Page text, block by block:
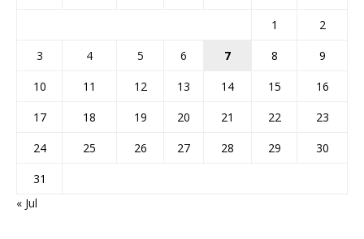
1
2
3
4 5 6 7 8
9
10
11 12 13 14 15
16
17
18 19 20 21 22
23
24
25 26 27 28 29
30
31
« Jul